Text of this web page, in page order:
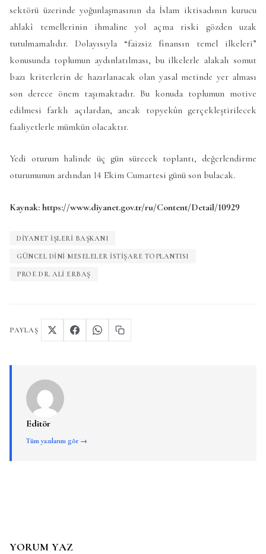
sektörü üzerinde yoğunlaşmasının da İslam iktisadının kurucu
ahlakî temellerinin ihmaline yol açma riski gözden uzak
tutulmamalıdır. Dolayısıyla “faizsiz finansın temel ilkeleri”
konusunda toplumun aydınlatılması, bu ilkelerle alakalı somut
bazı kriterlerin de hazırlanacak olan yasal metinde yer alması
son derece önem taşımaktadır. Bu konuda toplumun motive
edilmesi farklı açılardan, ancak topyekûn gerçekleştirilecek
faaliyetlerle mümkün olacaktır.
Yedi oturum halinde üç gün sürecek toplantı, değerlendirme
oturumunun ardından 14 Ekim Cumartesi günü son bulacak.
Kaynak: https://www.diyanet.gov.tr/ru/Content/Detail/10929
DIYANET IŞLERI BAŞKANI
GÜNCEL DINI MESELELER ISTIŞARE TOPLANTISI
PROF. DR. ALI ERBAŞ
PAYLAŞ
Editör
Tüm yazılarını gör →
YORUM YAZ